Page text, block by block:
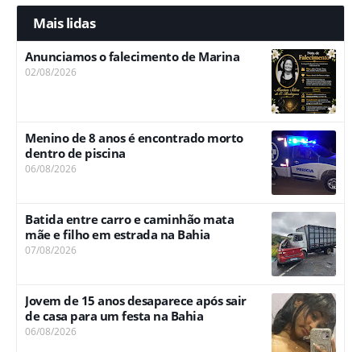
Mais lidas
Anunciamos o falecimento de Marina
02/08/2026
Menino de 8 anos é encontrado morto
dentro de piscina
06/08/2026
Batida entre carro e caminhão mata
mãe e filho em estrada na Bahia
07/08/2026
Jovem de 15 anos desaparece após sair
de casa para um festa na Bahia
06/08/2026